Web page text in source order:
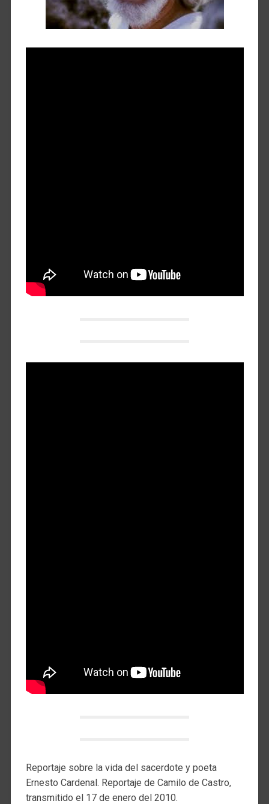
Reportaje sobre la vida del sacerdote y poeta
Ernesto Cardenal. Reportaje de Camilo de Castro,
transmitido el 17 de enero del 2010.